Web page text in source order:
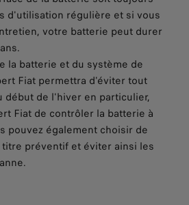
d'utilisation régulière et si vous
votre batterie peut durer
la batterie et du système de
Fiat permettra d'éviter tout
début de l'hiver en particulier,
Fiat de contrôler la batterie à
pouvez également choisir de
préventif et éviter ainsi les